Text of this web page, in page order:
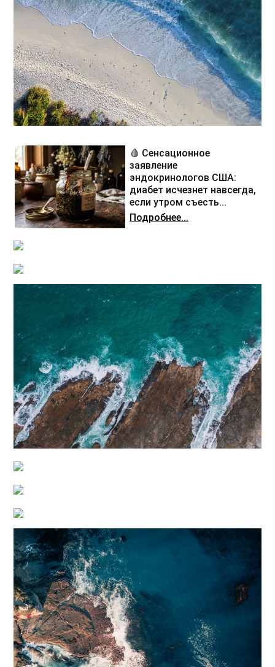
🩸 Сенсационное
заявление
эндокринологов США:
диабет исчезнет навсегда,
если утром съесть...
Подробнее...